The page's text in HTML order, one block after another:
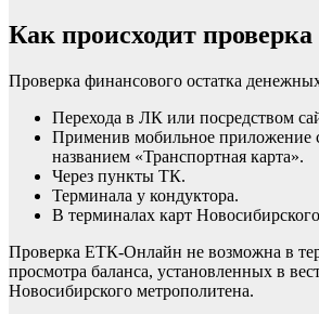
Как происходит проверка
Проверка финансового остатка
Перехода в ЛК или посредством
Применив мобильное приложение
названием «Транспортная карта».
Через пункты ТК.
Терминала у кондуктора.
В терминалах карт
Проверка ЕТК-Онлайн не возможна в
просмотра баланса, установленных в
Новосибирского метрополитена.